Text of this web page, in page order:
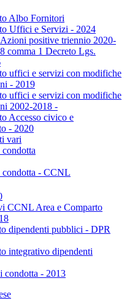
Albo Fornitori
Uffici e Servizi - 2024
positive triennio 2020-
comma 1 Decreto Lgs.
uffici e servizi con modifiche
- 2019
uffici e servizi con modifiche
2002-2018 -
Accesso civico e
- 2020
vari
condotta - CCNL
CCNL Area e Comparto
dipendenti pubblici - DPR
integrativo dipendenti
condotta - 2013